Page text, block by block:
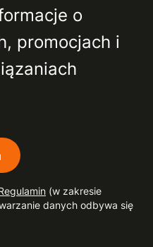
o
promocjach i
(w zakresie
danych odbywa się